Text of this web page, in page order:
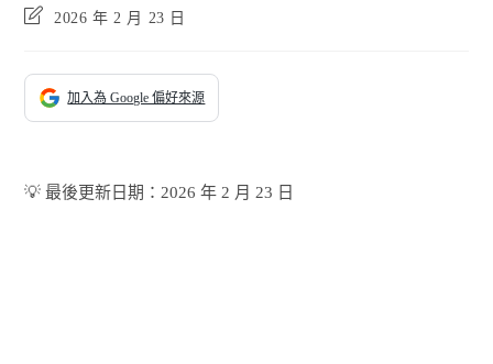
Post 2026 年 2 月 23 日
加入為 Google 偏好來源
💡 最後更新日期：2026 年 2 月 23 日